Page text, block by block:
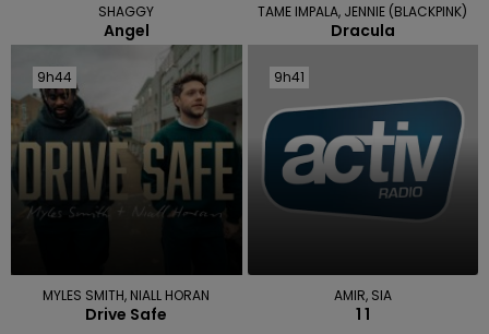
SHAGGY
Angel
TAME IMPALA, JENNIE (BLACKPINK)
Dracula
9h44
9h44
MYLES SMITH, NIALL HORAN
Drive Safe
9h41
9h41
AMIR, SIA
1 1